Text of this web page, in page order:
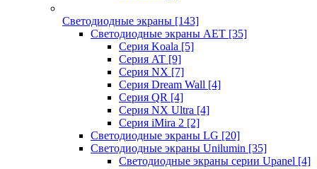
Светодиодные экраны [143]
Светодиодные экраны AET [35]
Cерия Koala [5]
Серия AT [9]
Серия NX [7]
Серия Dream Wall [4]
Серия QR [4]
Серия NX Ultra [4]
Серия iMira 2 [2]
Светодиодные экраны LG [20]
Светодиодные экраны Unilumin [35]
Светодиодные экраны серии Upanel [4]